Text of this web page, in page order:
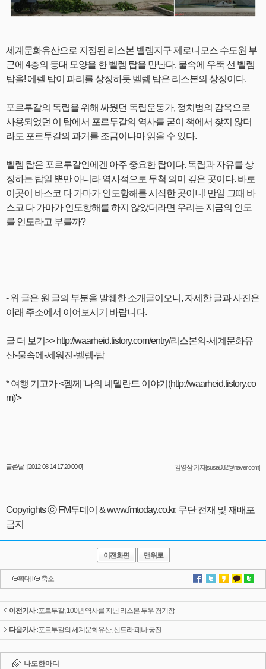
세계문화유산으로 지정된 리스본 벨렘지구 제로니모스 수도원 부
근에 4층의 등대 모양을 한 벨렘 탑을 만난다. 물속에 우뚝 선 벨렘
탑을! 에펠 탑이 파리를 상징하듯 벨렘 탑은 리스본의 상징이다.
포르투갈의 독립을 위해 싸웠던 독립운동가, 정치범의 감옥으로
사용되었던 이 탑에서 포르투갈의 역사를 굳이 책에서 찾지 않더
라도 포르투갈의 과거를 조금이나마 읽을 수 있다.
벨렘 탑은 포르투갈인에겐 아주 중요한 탑이다. 독립과 자유를 상
징하는 탑일 뿐만 아니라 역사적으로 무척 의미 깊은 곳이다. 바로
이곳이 바스코 다 가마가 인도항해를 시작한 곳이니! 만일 그때 바
스코 다 가마가 인도항해를 하지 않았더라면 우리는 지금의 인도
를 인도라고 부를까?
- 위 글은 원 글의 부분을 발췌한 소개글이오니, 자세한 글과 사진은
아래 주소에서 이어보시기 바랍니다.
글 더 보기>> http://waarheid.tistory.com/entry/리스본의-세계문화유
산-물속에-세워진-벨렘-탑
* 여행 기고가 <펨께 '나의 네델란드 이야기(http://waarheid.tistory.co
m)'>
글쓴날 : [2012-08-14 17:20:00.0] 김영삼 기자[susia032@naver.com]
Copyrights ⓒ FM투데이 & www.fmtoday.co.kr, 무단 전재 및 재배포
금지
이전화면 맨위로
확대 축소
이전기사 :포르투갈, 100년 역사를 지닌 리스본 투우 경기장
다음기사 :포르투갈의 세계문화유산, 신트라 페나 궁전